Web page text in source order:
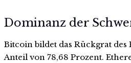
Dominanz der
Bitcoin bildet das Rückgrat
Anteil von 78,68 Prozent.